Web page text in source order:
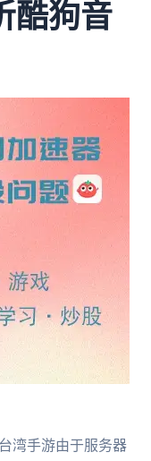
酷狗音
湾手游由于服务器